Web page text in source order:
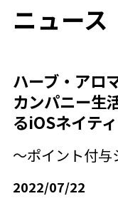
ニュース
ハーブ・アロ
カンパニー生
るiOSネイテ
～ポイント付
2022/07/22